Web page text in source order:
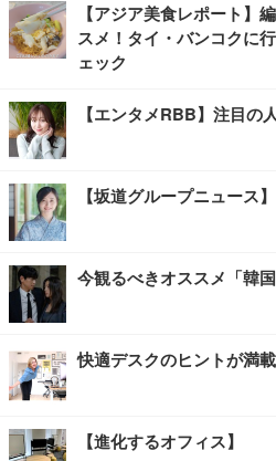
【アジア美食レポート】
スメ！タイ・バンコクに
ェック
【エンタメRBB】注目の
【坂道グループニュース
今観るべきオススメ「韓国
快適デスクのヒントが満
【進化するオフィス】